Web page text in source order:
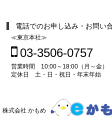
電話でのお申し込み・お問い
≪東京本社≫
03-3506-0757
営業時間 10:00～18:00（月～金）
定休日 土・日・祝日・年末年始
株式会社 かもめ